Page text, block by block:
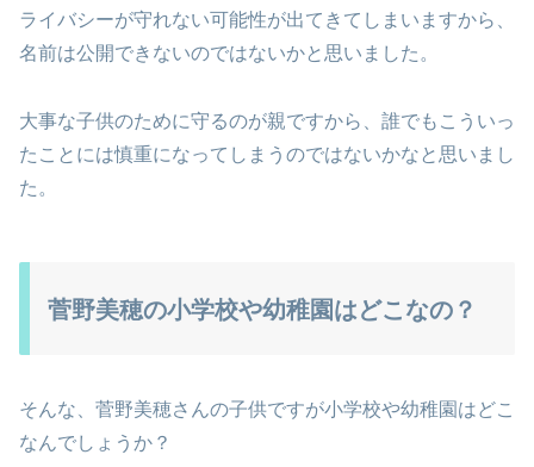
ライバシーが守れない可能性が出てきてしまいますから、
名前は公開できないのではないかと思いました。
大事な子供のために守るのが親ですから、誰でもこういっ
たことには慎重になってしまうのではないかなと思いまし
た。
菅野美穂の小学校や幼稚園はどこなの？
そんな、菅野美穂さんの子供ですが小学校や幼稚園はどこ
なんでしょうか？